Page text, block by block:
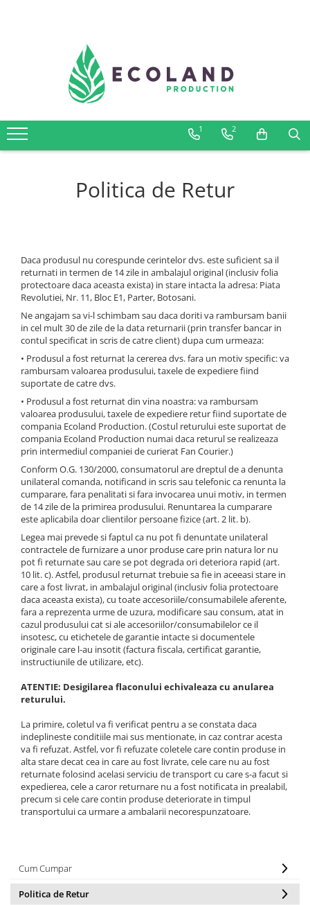
AROMATERAPIE
Probleme respiratorii,virusi si
Probleme ginecologice
Sexualitate
Echilibru psihic și mental
Ecoland in presa
1 2
Politica de Retur
Daca produsul nu corespunde cerintelor dvs. este suficient sa il
returnati in termen de 14 zile in ambalajul original (inclusiv folia
protectoare daca aceasta exista) in stare intacta la adresa: Piata
Revolutiei, Nr. 11, Bloc E1, Parter, Botosani.
Ne angajam sa vi-l schimbam sau daca doriti va rambursam banii
in cel mult 30 de zile de la data returnarii (prin transfer bancar in
contul specificat in scris de catre client) dupa cum urmeaza:
• Produsul a fost returnat la cererea dvs. fara un motiv specific: va
rambursam valoarea produsului, taxele de expediere fiind
suportate de catre dvs.
• Produsul a fost returnat din vina noastra: va rambursam
valoarea produsului, taxele de expediere retur fiind suportate de
compania Ecoland Production. (Costul returului este suportat de
compania Ecoland Production numai daca returul se realizeaza
prin intermediul companiei de curierat Fan Courier.)
Conform O.G. 130/2000, consumatorul are dreptul de a denunta
unilateral comanda, notificand in scris sau telefonic ca renunta la
cumparare, fara penalitati si fara invocarea unui motiv, in termen
de 14 zile de la primirea produsului. Renuntarea la cumparare
este aplicabila doar clientilor persoane fizice (art. 2 lit. b).
Legea mai prevede si faptul ca nu pot fi denuntate unilateral
contractele de furnizare a unor produse care prin natura lor nu
pot fi returnate sau care se pot degrada ori deteriora rapid (art.
10 lit. c). Astfel, produsul returnat trebuie sa fie in aceeasi stare in
care a fost livrat, in ambalajul original (inclusiv folia protectoare
daca aceasta exista), cu toate accesoriile/consumabilele aferente,
fara a reprezenta urme de uzura, modificare sau consum, atat in
cazul produsului cat si ale accesoriilor/consumabilelor ce il
insotesc, cu etichetele de garantie intacte si documentele
originale care l-au insotit (factura fiscala, certificat garantie,
instructiunile de utilizare, etc).
ATENTIE: Desigilarea flaconului echivaleaza cu anularea
returului.
La primire, coletul va fi verificat pentru a se constata daca
indeplineste conditiile mai sus mentionate, in caz contrar acesta
va fi refuzat. Astfel, vor fi refuzate coletele care contin produse in
alta stare decat cea in care au fost livrate, cele care nu au fost
returnate folosind acelasi serviciu de transport cu care s-a facut si
expedierea, cele a caror returnare nu a fost notificata in prealabil,
precum si cele care contin produse deteriorate in timpul
transportului ca urmare a ambalarii necorespunzatoare.
Cum Cumpar
Politica de Retur